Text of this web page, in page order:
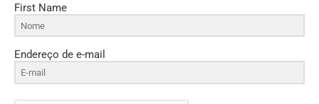
First Name
Endereço de e-mail